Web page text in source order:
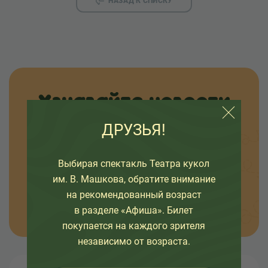
Узнавайте новости
Оставьте свой емайл, чтобы узнавать первыми
ОТПРАВИТЬ
ДРУЗЬЯ!
Выбирая спектакль Театра кукол
им. В. Машкова, обратите внимание
на рекомендованный возраст
в разделе «Афиша». Билет
покупается на каждого зрителя
независимо от возраста.